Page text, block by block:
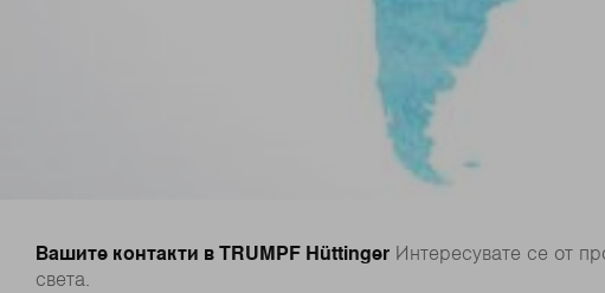
Вашите контакти в TRUMPF Hüttinger Интересувате се от
света.